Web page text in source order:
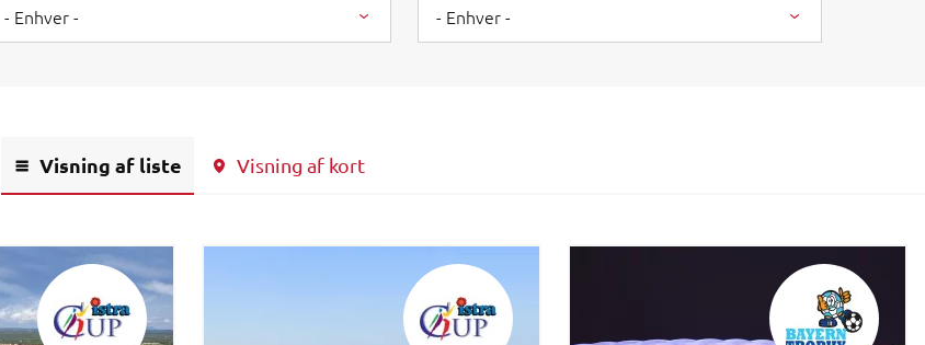
- Enhver - - Enhver -
Visning af liste Visning af kort